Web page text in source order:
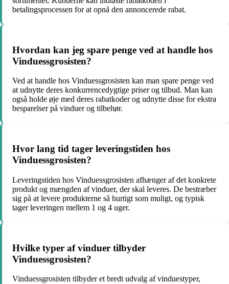
betalingsprocessen for at opnå den annoncerede rabat.
Hvordan kan jeg spare penge ved at handle hos
Vinduessgrosisten?
Ved at handle hos Vinduessgrosisten kan man spare penge ved
at udnytte deres konkurrencedygtige priser og tilbud. Man kan
også holde øje med deres rabatkoder og udnytte disse for ekstra
besparelser på vinduer og tilbehør.
Hvor lang tid tager leveringstiden hos
Vinduessgrosisten?
Leveringstiden hos Vinduessgrosisten afhænger af det konkrete
produkt og mængden af vinduer, der skal leveres. De bestræber
sig på at levere produkterne så hurtigt som muligt, og typisk
tager leveringen mellem 1 og 4 uger.
Hvilke typer af vinduer tilbyder
Vinduessgrosisten?
Vinduessgrosisten tilbyder et bredt udvalg af vinduestyper,